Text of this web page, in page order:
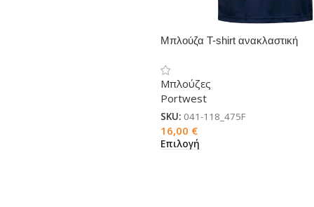
Μπλούζα T-shirt ανακλαστική
Μπλούζες
Portwest
SKU: 041-118_475F
16,00 €
Επιλογή